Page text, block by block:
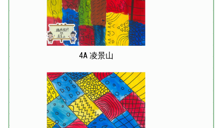
4A 凌景山